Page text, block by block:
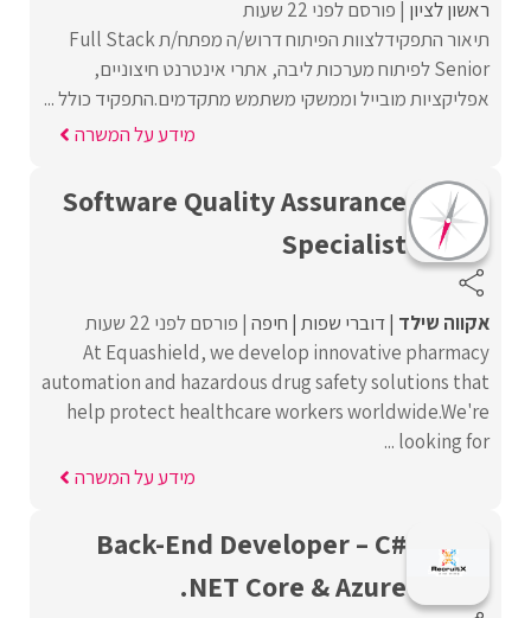
ראשון לציון פורסם לפני 22 שעות
תיאור התפקידלצוות הפיתוח דרוש/ה מפתח/ת Full Stack
Senior לפיתוח מערכות ליבה, אתרי אינטרנט חיצוניים,
אפליקציות מובייל וממשקי משתמש מתקדמים.התפקיד כולל ...
מידע על המשרה
Software Quality Assurance
Specialist
אקווה שילד דוברי שפות חיפה פורסם לפני 22 שעות
At Equashield, we develop innovative pharmacy
automation and hazardous drug safety solutions that
help protect healthcare workers worldwide.We're
looking for ...
מידע על המשרה
Back-End Developer – C#
.NET Core & Azure